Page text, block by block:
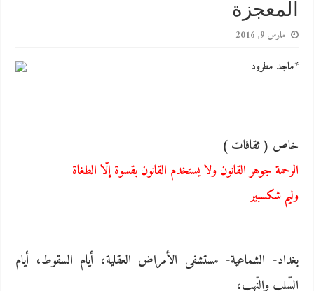
المعجزة
مارس 9, 2016
*ماجد مطرود
خاص ( ثقافات )
الرحمة جوهر القانون ولا يستخدم القانون بقسوة إلّا الطغاة
وليم شكسبير
_________
بغداد- الشماعية- مستشفى الأمراض العقلية، أيام السقوط، أيام
السّلب والنّهبِ،